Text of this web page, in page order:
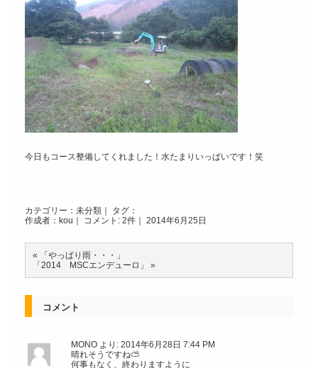
今日もコース整備してくれました！水たまりいっぱいです！笑
カテゴリー： 未分類 ｜ タグ：
作成者：kou｜ コメント: 2件 ｜ 2014年6月25日
«
「やっぱり雨・・・」
「2014 MSCエンデューロ」
»
コメント
MONO より: 2014年6月28日 7:44 PM
晴れそうですね⛅️
何事もなく、終わりますように